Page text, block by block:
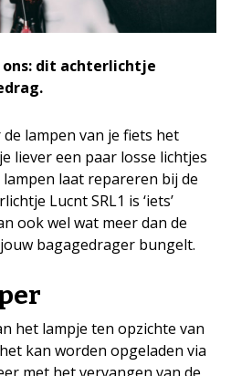
dit achterlichtje
lampen van je fiets het
liever een paar losse lichtjes
laat repareren bij de
Lucnt SRL1 is ‘iets’
ook wel wat meer dan de
bagagedrager bungelt.
het lampje ten opzichte van
kan worden opgeladen via